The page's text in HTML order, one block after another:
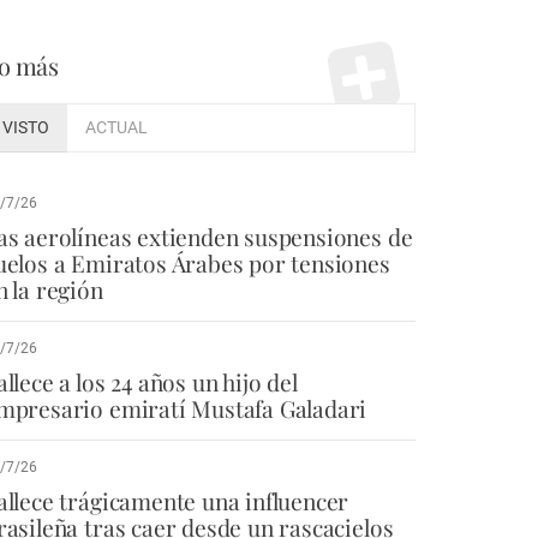
más
VISTO ACTUAL
7/26
aerolíneas extienden suspensiones de
a Emiratos Árabes por tensiones
la región
7/26
a los 24 años un hijo del
emiratí Mustafa Galadari
7/26
trágicamente una influencer
tras caer desde un rascacielos